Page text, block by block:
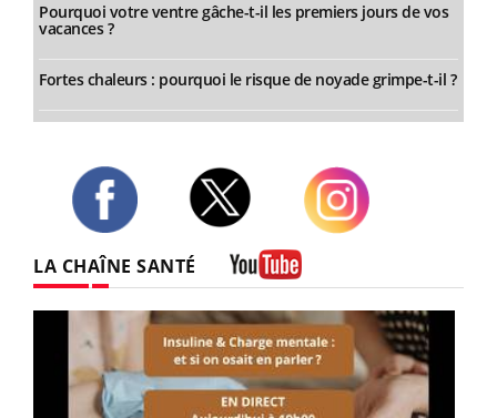
Pourquoi votre ventre gâche-t-il les premiers jours de vos
vacances ?
Fortes chaleurs : pourquoi le risque de noyade grimpe-t-il ?
LA CHAÎNE SANTÉ